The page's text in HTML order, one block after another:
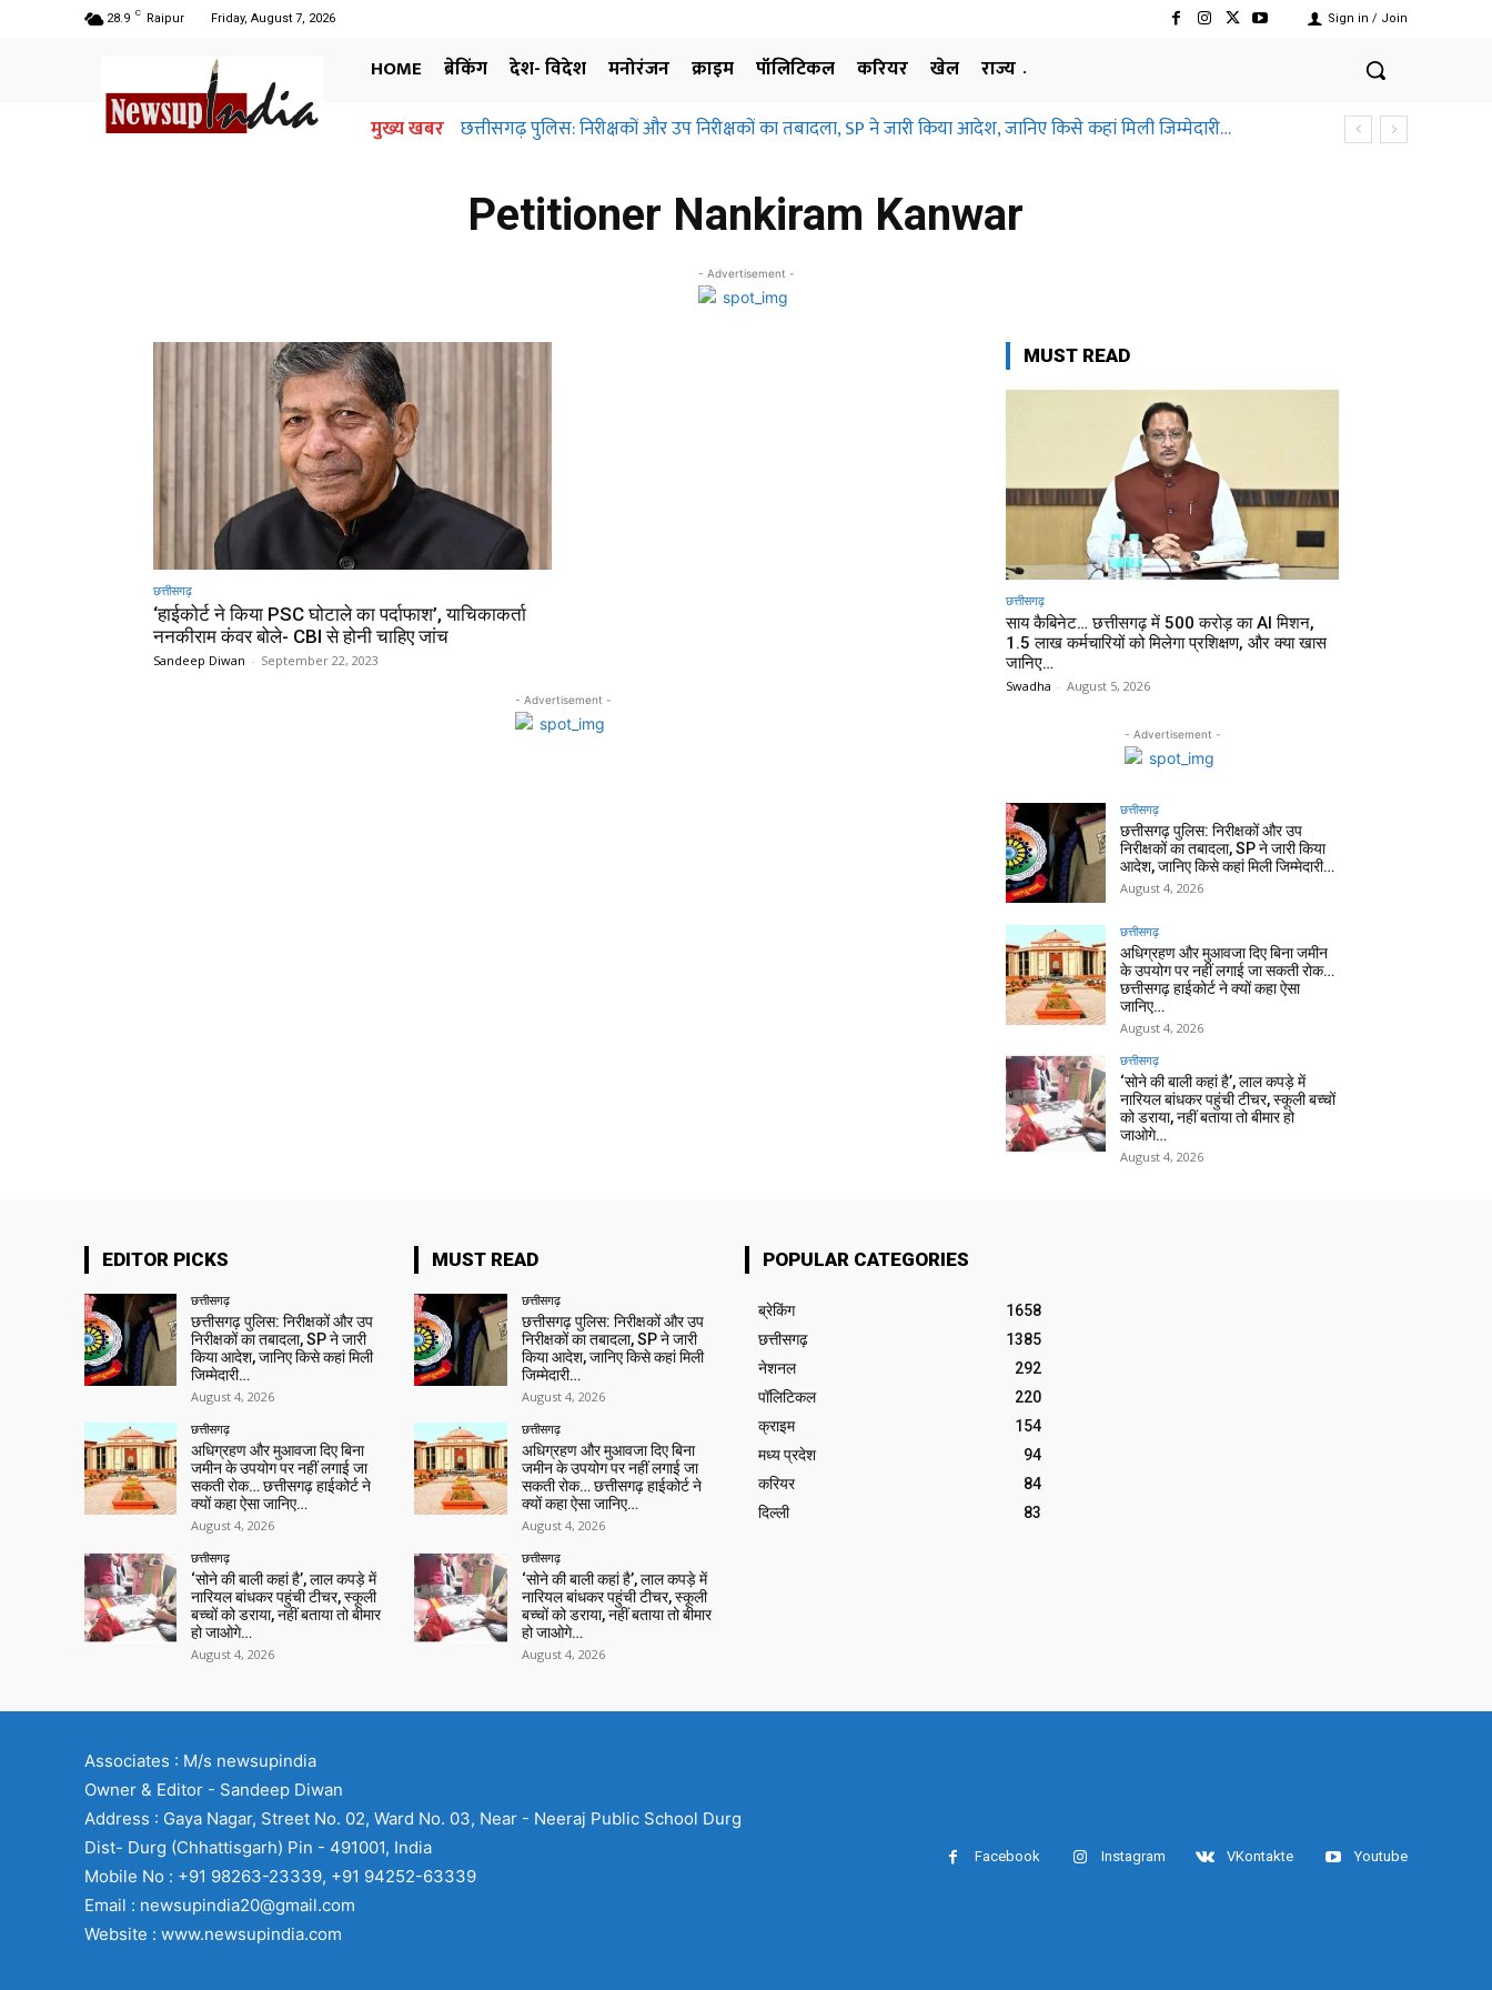
28.9 C Raipur Friday, August 7, 2026 Sign in / Join
HOME ब्रेकिंग देश- विदेश मनोरंजन क्राइम पॉलिटिकल करियर खेल
राज्य
मुख्य खबर छत्तीसगढ़ पुलिस: निरीक्षकों और उप निरीक्षकों का तबादला, SP ने जारी किया आदेश, जानिए किसे कहां मिली जिम्मेदारी…
Petitioner Nankiram Kanwar
- Advertisement -
छत्तीसगढ़
‘हाईकोर्ट ने किया PSC घोटाले का पर्दाफाश’, याचिकाकर्ता
ननकीराम कंवर बोले- CBI से होनी चाहिए जांच
Sandeep Diwan - September 22, 2023
- Advertisement -
MUST READ
छत्तीसगढ़
साय कैबिनेट… छत्तीसगढ़ में 500 करोड़ का AI मिशन,
1.5 लाख कर्मचारियों को मिलेगा प्रशिक्षण, और क्या खास
जानिए…
Swadha - August 5, 2026
- Advertisement -
छत्तीसगढ़
छत्तीसगढ़ पुलिस: निरीक्षकों और उप
निरीक्षकों का तबादला, SP ने जारी किया
आदेश, जानिए किसे कहां मिली जिम्मेदारी…
August 4, 2026
छत्तीसगढ़
अधिग्रहण और मुआवजा दिए बिना जमीन
के उपयोग पर नहीं लगाई जा सकती रोक…
छत्तीसगढ़ हाईकोर्ट ने क्यों कहा ऐसा
जानिए…
August 4, 2026
छत्तीसगढ़
‘सोने की बाली कहां है’, लाल कपड़े में
नारियल बांधकर पहुंची टीचर, स्कूली बच्चों
को डराया, नहीं बताया तो बीमार हो
जाओगे…
August 4, 2026
EDITOR PICKS
छत्तीसगढ़
छत्तीसगढ़ पुलिस: निरीक्षकों और उप
निरीक्षकों का तबादला, SP ने जारी
किया आदेश, जानिए किसे कहां मिली
जिम्मेदारी…
August 4, 2026
छत्तीसगढ़
अधिग्रहण और मुआवजा दिए बिना
जमीन के उपयोग पर नहीं लगाई जा
सकती रोक… छत्तीसगढ़ हाईकोर्ट ने
क्यों कहा ऐसा जानिए…
August 4, 2026
छत्तीसगढ़
‘सोने की बाली कहां है’, लाल कपड़े में
नारियल बांधकर पहुंची टीचर, स्कूली
बच्चों को डराया, नहीं बताया तो बीमार
हो जाओगे…
August 4, 2026
MUST READ
छत्तीसगढ़
छत्तीसगढ़ पुलिस: निरीक्षकों और उप
निरीक्षकों का तबादला, SP ने जारी
किया आदेश, जानिए किसे कहां मिली
जिम्मेदारी…
August 4, 2026
छत्तीसगढ़
अधिग्रहण और मुआवजा दिए बिना
जमीन के उपयोग पर नहीं लगाई जा
सकती रोक… छत्तीसगढ़ हाईकोर्ट ने
क्यों कहा ऐसा जानिए…
August 4, 2026
छत्तीसगढ़
‘सोने की बाली कहां है’, लाल कपड़े में
नारियल बांधकर पहुंची टीचर, स्कूली
बच्चों को डराया, नहीं बताया तो बीमार
हो जाओगे…
August 4, 2026
POPULAR CATEGORIES
ब्रेकिंग
1658
छत्तीसगढ़
1385
नेशनल
292
पॉलिटिकल
220
क्राइम
154
मध्य प्रदेश
94
करियर
84
दिल्ली
83
Associates : M/s newsupindia
Owner & Editor - Sandeep Diwan
Address : Gaya Nagar, Street No. 02, Ward No. 03, Near - Neeraj Public School Durg
Dist- Durg (Chhattisgarh) Pin - 491001, India
Mobile No : +91 98263-23339, +91 94252-63339
Email : newsupindia20@gmail.com
Website : www.newsupindia.com
Facebook Instagram VKontakte Youtube